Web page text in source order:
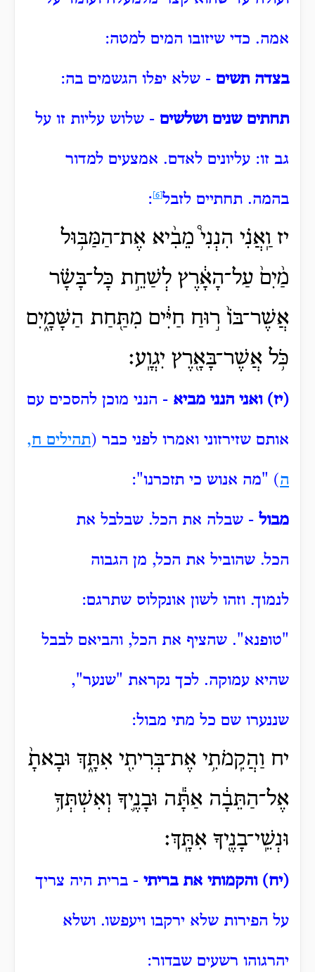
אמה. כדי שיזובו המים למטה:
בצדה תשים - שלא יפלו הגשמים בה:
תחתים שנים ושלשים - שלוש עליות זו על
גב זו: עליונים לאדם. אמצעים למדור
בהמה. תחתיים לזבל :
יז וַֽאֲנִ֗י הִנְנִי֩ מֵבִ֨יא אֶת־הַמַּבּ֥וּל
מַ֨יִם֙ עַל־הָאָ֔רֶץ לְשַׁחֵ֣ת כָּל־בָּשָׂ֗ר
אֲשֶׁר־בּוֹ֙ ר֣וּחַ חַיִּ֔ים מִתַּ֖חַת הַשָּׁמָ֑יִם
כֹּ֥ל אֲשֶׁר־בָּאָ֖רֶץ יִגְוָֽע׃
(יז) ואני הנני מביא - הנני מוכן להסכים עם
אותם שזירזוני ואמרו לפני כבר (תהילים ח,
ה) "מה אנוש כי תזכרנו":
מבול - שבלה את הכל. שבלבל את
הכל. שהוביל את הכל, מן הגבוה
לנמוך. וזהו לשון אונקלוס שתרגם:
"טופנא". שהציף את הכל, והביאם לבבל
שהיא עמוקה. לכך נקראת "שנער",
שננערו שם כל מתי מבול:
יח וַהֲקִֽמֹתִ֥י אֶת־בְּרִיתִ֖י אִתָּ֑ךְ וּבָאתָ֙
אֶל־הַתֵּבָ֔ה אַתָּ֕ה וּבָנֶ֛יךָ וְאִשְׁתְּךָ֥
וּנְשֵֽׁי־בָנֶ֖יךָ אִתָּֽךְ׃
(יח) והקמותי את בריתי - ברית היה צריך
על הפירות שלא ירקבו ויעפשו. ושלא
יהרגוהו רשעים שבדור: